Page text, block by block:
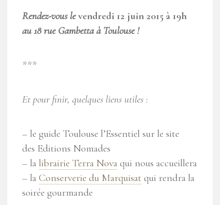
Rendez-vous levendredi 12 juin 2015 à 19h
au 18 rue Gambetta à Toulouse !
***
Et pour finir, quelques liens utiles :
– le guide Toulouse l’Essentiel sur le site
des Editions Nomades
– la librairie Terra Nova qui nous accueillera
– la Conserverie du Marquisat qui rendra la
soirée gourmande